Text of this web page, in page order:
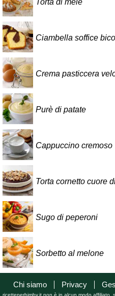
Ciambella soffice
Crema pasticcera
Purè di patate
Cappuccino cremoso
Torta cornetto cuore
Sugo di peperoni
Sorbetto al melone
Chi siamo Privacy